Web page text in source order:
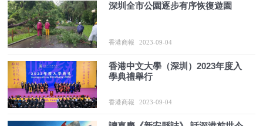
深圳全市公園逐步有序恢復遊園
香港商報 2023-09-04
香港中文大學（深圳）2023年度入
學典禮舉行
香港商報 2023-09-04